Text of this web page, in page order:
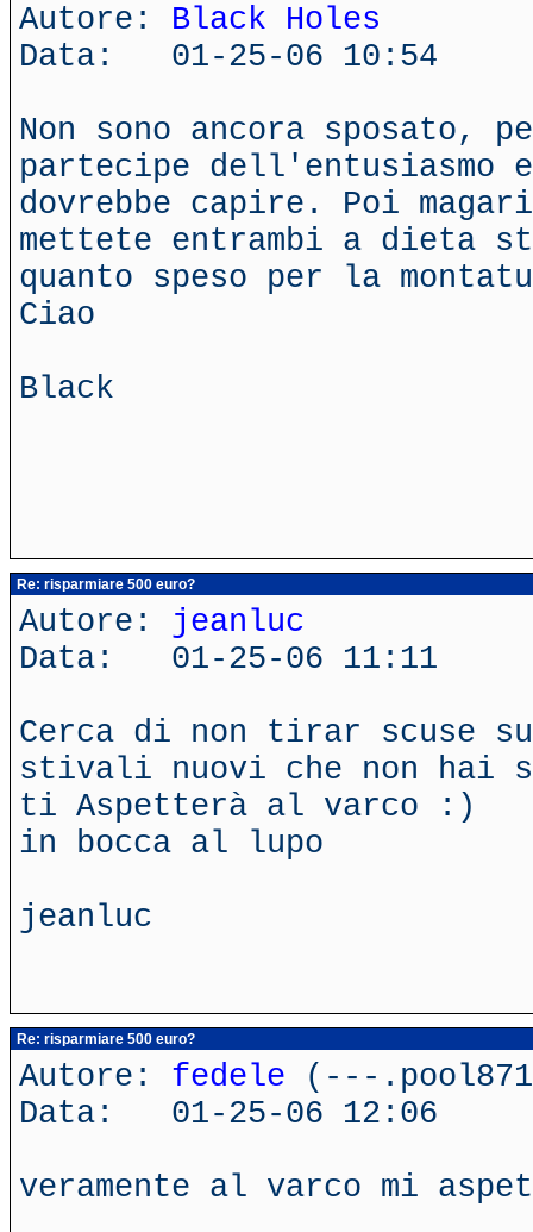
Autore: Black Holes
Data: 01-25-06 10:54
Non sono ancora sposato,
partecipe dell'entusiasmo
dovrebbe capire. Poi
mettete entrambi a dieta
quanto speso per la
Ciao
Black
Re: risparmiare 500 euro?
Autore: jeanluc
Data: 01-25-06 11:11
Cerca di non tirar scuse
stivali nuovi che non
ti Aspetterà al varco :)
in bocca al lupo
jeanluc
Re: risparmiare 500 euro?
Autore: fedele (---
Data: 01-25-06 12:06
veramente al varco mi